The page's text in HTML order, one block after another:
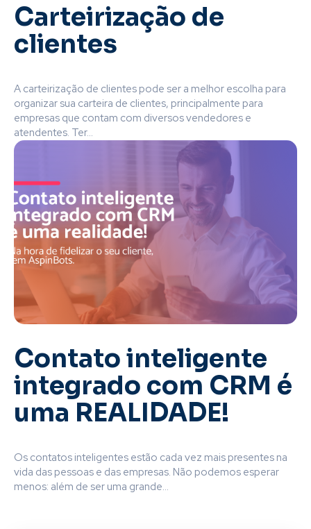
Carteirização de
clientes
A carteirização de clientes pode ser a melhor escolha para
organizar sua carteira de clientes, principalmente para
empresas que contam com diversos vendedores e
atendentes. Ter...
Contato inteligente
integrado com CRM é
uma REALIDADE!
Os contatos inteligentes estão cada vez mais presentes na
vida das pessoas e das empresas. Não podemos esperar
menos: além de ser uma grande...